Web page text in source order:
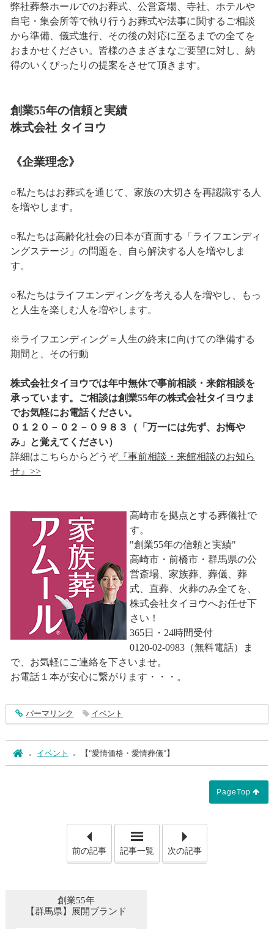
弊社葬祭ホールでのお葬式、公営斎場、寺社、ホテルや
自宅・集会所等で執り行うお葬式や法事に関するご相談
から準備、儀式進行、その後の対応に至るまでの全てを
おまかせください。皆様のさまざまなご要望に対し、納
得のいくぴったりの提案をさせて頂きます。
創業55年の信頼と実績
株式会社 タイヨウ
《企業理念》
○私たちはお葬式を通じて、家族の大切さを再認識する人
を増やします。
○私たちは高齢化社会の日本が直面する「ライフエンディ
ングステージ」の問題を、自ら解決する人を増やしま
す。
○私たちはライフエンディングを考える人を増やし、もっ
と人生を楽しむ人を増やします。
※ライフエンディング＝人生の終末に向けての準備する
期間と、その行動
株式会社タイヨウでは年中無休で事前相談・来館相談を
承っています。ご相談は創業55年の株式会社タイヨウま
でお気軽にお電話ください。
０１２０－０２－０９８３（「万一には先ず、お悔や
み」と覚えてください）
詳細はこちらからどうぞ『事前相談・来館相談のお知ら
せ』>>
高崎市を拠点とする葬儀社で
す。
"創業55年の信頼と実績"
高崎市・前橋市・群馬県の公
営斎場、家族葬、葬儀、葬
式、直葬、火葬のみ全てを、
株式会社タイヨウへお任せ下
さい！
365日・24時間受付
0120-02-0983（無料電話）ま
で、お気軽にご連絡を下さいませ。
お電話１本が安心に繋がります・・・。
entry4952
パーマリンク イベント
ホームイベント 【"愛情価格・愛情葬儀"】
PageTop
前の記事 記事一覧 次の記事
創業55年
【群馬県】展開ブランド